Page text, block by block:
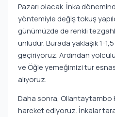
Pazarı olacak. İnka
yöntemiyle değiş tokuş
günümüzde de renkli
ünlüdür. Burada yaklaşık 1-
geçiriyoruz. Ardından
ve Öğle yemeğimizi tur
alıyoruz.
Daha sonra, Ollantaytambo
hareket ediyoruz. İnkalar